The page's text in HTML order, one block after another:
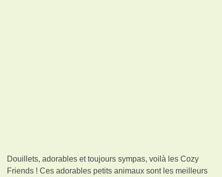
Douillets, adorables et toujours sympas, voilà les Cozy
Friends ! Ces adorables petits animaux sont les meilleurs